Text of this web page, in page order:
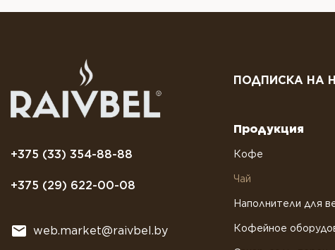
+375 (33) 354-88-88
+375 (29) 622-00-08
web.market@raivbel.by
ПОДПИСКА НА
Продукция
Кофе
Чай
Наполнители для
Кофейное